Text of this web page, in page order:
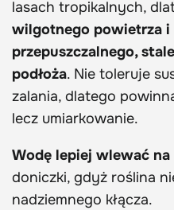
lasach tropikalnych,
wilgotnego powietrza i
przepuszczalnego,
podłoża. Nie toleruje
zalania, dlatego
lecz umiarkowanie.
Wodę lepiej wlewać
doniczki, gdyż roślina
nadziemnego kłącza.